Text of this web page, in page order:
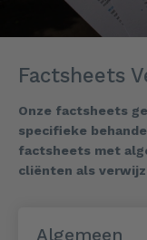
Factsheets
Onze factsheets
specifieke
factsheets met
cliënten als
Algemeen